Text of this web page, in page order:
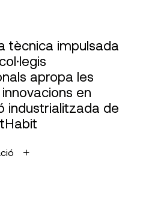
tècnica impulsada
apropa les
en
industrialitzada de